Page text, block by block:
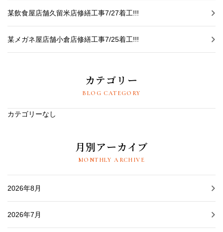
某飲食屋店舗久留米店修繕工事7/27着工!!!
某メガネ屋店舗小倉店修繕工事7/25着工!!!
カテゴリー
BLOG CATEGORY
カテゴリーなし
月別アーカイブ
MONTHLY ARCHIVE
2026年8月
2026年7月